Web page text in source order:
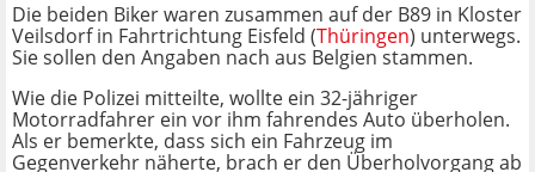
Die beiden Biker waren zusammen auf der B89 in Kloster
Veilsdorf in Fahrtrichtung Eisfeld (Thüringen) unterwegs.
Sie sollen den Angaben nach aus Belgien stammen.
Wie die Polizei mitteilte, wollte ein 32-jähriger
Motorradfahrer ein vor ihm fahrendes Auto überholen.
Als er bemerkte, dass sich ein Fahrzeug im
Gegenverkehr näherte, brach er den Überholvorgang ab